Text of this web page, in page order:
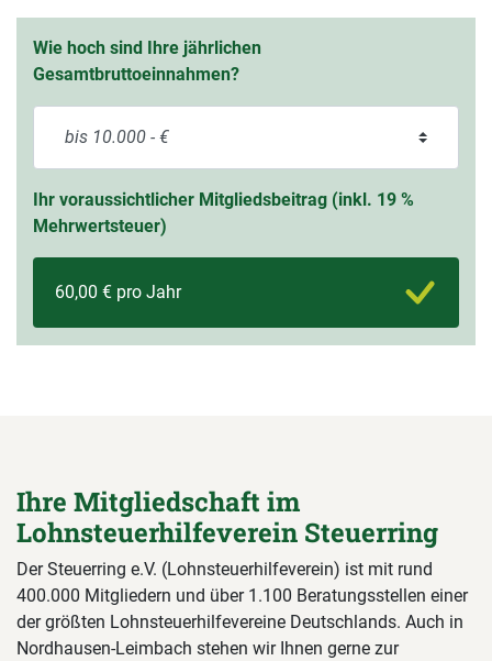
Wie hoch sind Ihre jährlichen
Gesamtbruttoeinnahmen?
Ihr voraussichtlicher Mitgliedsbeitrag (inkl. 19 %
Mehrwertsteuer)
60,00 € pro Jahr
Ihre Mitgliedschaft im
Lohnsteuerhilfeverein Steuerring
Der Steuerring e.V. (Lohnsteuerhilfeverein) ist mit rund
400.000 Mitgliedern und über 1.100 Beratungsstellen einer
der größten Lohnsteuerhilfevereine Deutschlands. Auch in
Nordhausen-Leimbach stehen wir Ihnen gerne zur